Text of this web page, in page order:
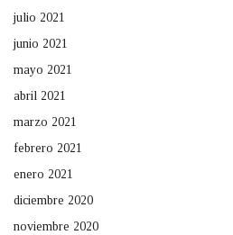
julio 2021
junio 2021
mayo 2021
abril 2021
marzo 2021
febrero 2021
enero 2021
diciembre 2020
noviembre 2020